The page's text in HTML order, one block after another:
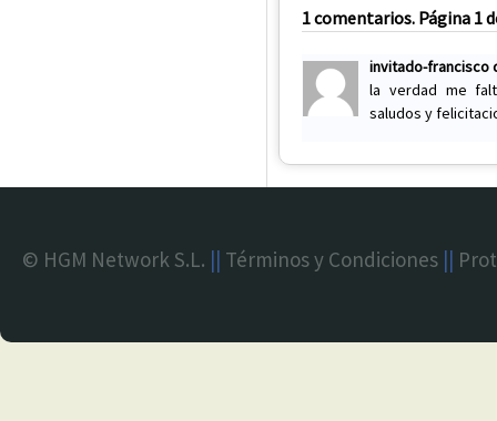
1 comentarios. Página 1
invitado-francisco
la verdad me
saludos y
© HGM Network S.L. || Términos y Condiciones ||